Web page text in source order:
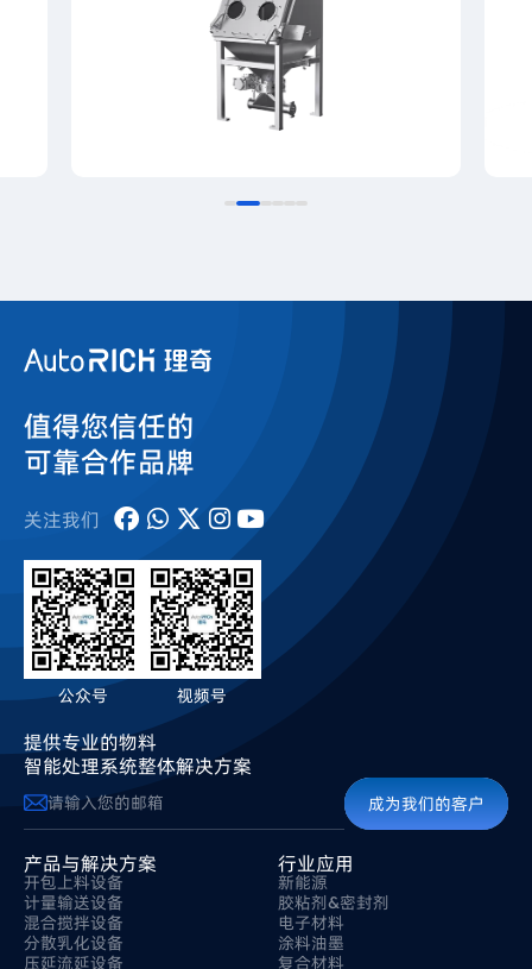
值得您信任的
可靠合作品牌
关注我们
公众号 视频号
提供专业的物料
智能处理系统整体解决方案
成为我们的客户
产品与解决方案
开包上料设备
计量输送设备
混合搅拌设备
分散乳化设备
压延流延设备
行业应用
新能源
胶粘剂&密封剂
电子材料
涂料油墨
复合材料